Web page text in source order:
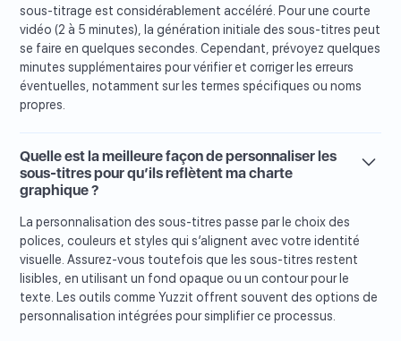
sous-titrage est considérablement accéléré. Pour une courte
vidéo (2 à 5 minutes), la génération initiale des sous-titres peut
se faire en quelques secondes. Cependant, prévoyez quelques
minutes supplémentaires pour vérifier et corriger les erreurs
éventuelles, notamment sur les termes spécifiques ou noms
propres.
Quelle est la meilleure façon de personnaliser les
sous-titres pour qu’ils reflètent ma charte
graphique ?
La personnalisation des sous-titres passe par le choix des
polices, couleurs et styles qui s’alignent avec votre identité
visuelle. Assurez-vous toutefois que les sous-titres restent
lisibles, en utilisant un fond opaque ou un contour pour le
texte. Les outils comme Yuzzit offrent souvent des options de
personnalisation intégrées pour simplifier ce processus.